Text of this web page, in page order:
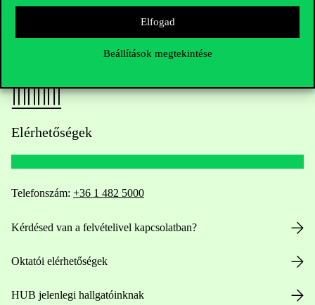
Elfogad
Beállítások megtekintése
Elérhetőségek
Telefonszám: +36 1 482 5000
Kérdésed van a felvételivel kapcsolatban?
Oktatói elérhetőségek
HUB jelenlegi hallgatóinknak